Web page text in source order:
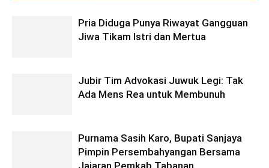
Pria Diduga Punya Riwayat Gangguan
Jiwa Tikam Istri dan Mertua
Jubir Tim Advokasi Juwuk Legi: Tak
Ada Mens Rea untuk Membunuh
Purnama Sasih Karo, Bupati Sanjaya
Pimpin Persembahyangan Bersama
Jajaran Pemkab Tabanan